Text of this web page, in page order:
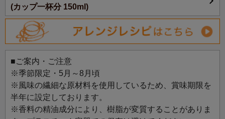
レモン香る紅茶＆緑茶マフィン
(カップ一杯分 150ml)
■ご案内・ご注意
※季節限定・5月～8月頃
※風味の繊細な原材料を使用しているため、賞味期限を
半年に設定しております。
※香料の精油成分により、樹脂が変質することがありま